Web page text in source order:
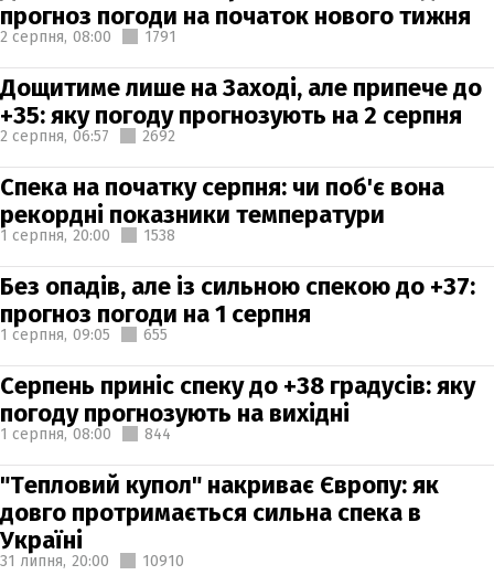
прогноз погоди на початок нового тижня
2 серпня, 08:00 1791
Дощитиме лише на Заході, але припече до
+35: яку погоду прогнозують на 2 серпня
2 серпня, 06:57 2692
Спека на початку серпня: чи поб'є вона
рекордні показники температури
1 серпня, 20:00 1538
Без опадів, але із сильною спекою до +37:
прогноз погоди на 1 серпня
1 серпня, 09:05 655
Серпень приніс спеку до +38 градусів: яку
погоду прогнозують на вихідні
1 серпня, 08:00 844
"Тепловий купол" накриває Європу: як
довго протримається сильна спека в
Україні
31 липня, 20:00 10910